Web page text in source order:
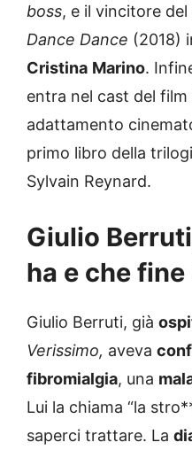
boss, e il vincitore del
Dance Dance (2018)
Cristina Marino.
entra nel cast del film
adattamento
primo libro della
Sylvain Reynard.
Giulio
ha e che
Giulio Berruti, già
Verissimo, aveva
fibromialgia, una
Lui la chiama “la
saperci trattare. La